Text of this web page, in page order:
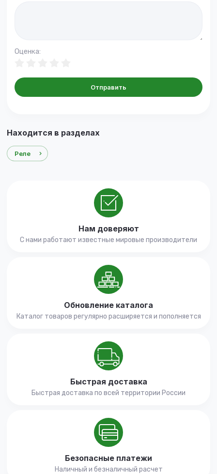
Оценка:
Отправить
Находится в разделах
Реле
Нам доверяют
С нами работают известные мировые производители
Обновление каталога
Каталог товаров регулярно расширяется и пополняется
Быстрая доставка
Быстрая доставка по всей территории России
Безопасные платежи
Наличный и безналичный расчет